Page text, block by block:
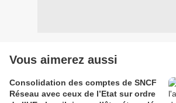
Vous aimerez aussi
Consolidation des comptes de SNCF
Réseau avec ceux de l’Etat sur ordre